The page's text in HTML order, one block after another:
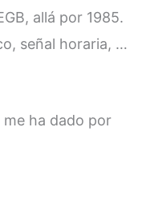
allá por 1985.
señal horaria, …
me ha dado por